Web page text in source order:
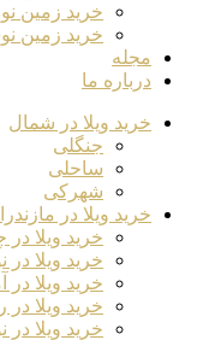
خرید زمین
خرید زمین
مجله
درباره ما
خرید ویلا در شمال
جنگلی
ساحلی
شهرکی
خرید ویلا در
خرید ویلا
خرید ویلا در
خرید ویلا در
خرید ویلا در
خرید ویلا در